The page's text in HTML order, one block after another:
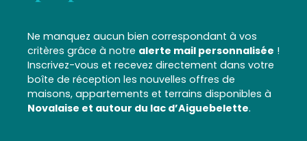
Ne manquez aucun bien correspondant à vos
critères grâce à notre alerte mail personnalisée !
Inscrivez-vous et recevez directement dans votre
boîte de réception les nouvelles offres de
maisons, appartements et terrains disponibles à
Novalaise et autour du lac d’Aiguebelette.